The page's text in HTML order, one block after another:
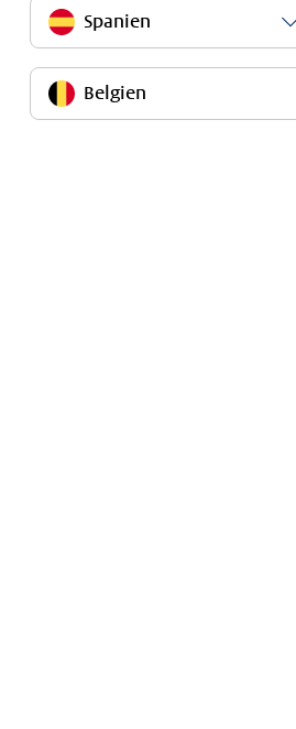
Spanien
Belgien